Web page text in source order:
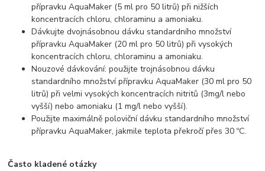
přípravku AquaMaker (5 ml pro 50 litrů) při nižších
koncentracích chloru, chloraminu a amoniaku.
Dávkujte dvojnásobnou dávku standardního množství
přípravku AquaMaker (20 ml pro 50 litrů) při vysokých
koncentracích chloru, chloraminu a amoniaku.
Nouzové dávkování: použijte trojnásobnou dávku
standardního množství přípravku AquaMaker (30 ml pro 50
litrů) při velmi vysokých koncentracích nitritů (3mg/l nebo
vyšší) nebo amoniaku (1 mg/l nebo vyšší).
Použijte maximálně poloviční dávku standardního množství
přípravku AquaMaker, jakmile teplota překročí přes 30 ºC.
Často kladené otázky